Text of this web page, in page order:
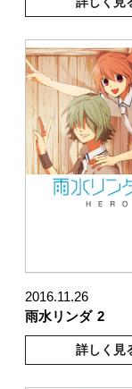
2016.11.26
雨水リンダ 2
詳しく見